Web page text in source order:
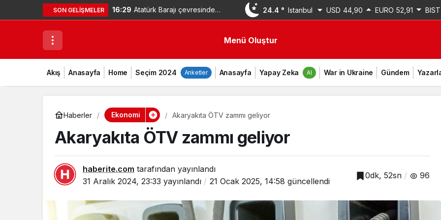
SON GELIŞMELER 16:29 Atatürk Barajı çevresinde
– Videolu Haber
24.4 ° Istanbul USD 44,90 EURO 52,91 BIST
Menü Oluştur
Akış Anasayfa Home Seçim 2024 Anketler Anasayfa Yapay Zeka AI War in Ukraine Gündem
Haberler Ekonomi Akaryakıta ÖTV zammı geliyor
Akaryakıta ÖTV zammı geliyor
haberite.com tarafından yayınlandı
31 Aralık 2024, 23:33 yayınlandı 21 Ocak 2025, 14:58 güncellendi
0dk, 52sn 96